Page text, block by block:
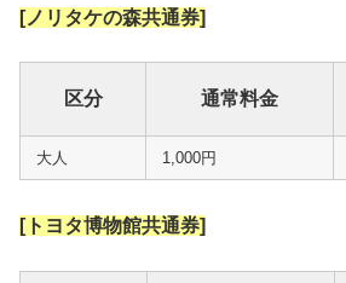
[ノリタケの森共通券]
区分 通常料金
大人 1,000円
[トヨタ博物館共通券]